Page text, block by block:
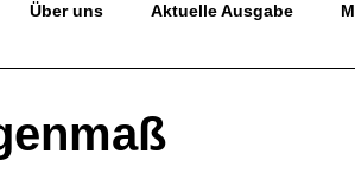
Über uns Aktuelle Ausgabe